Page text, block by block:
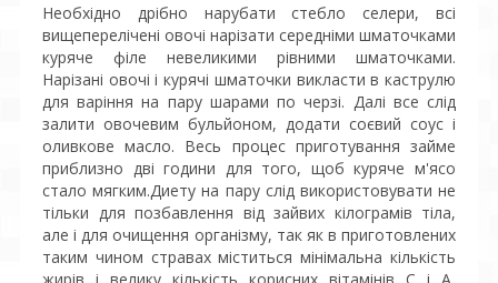
Необхідно дрібно нарубати стебло селери, всі
вищеперелічені овочі нарізати середніми шматочками
куряче філе невеликими рівними шматочками.
Нарізані овочі і курячі шматочки викласти в каструлю
для варіння на пару шарами по черзі. Далі все слід
залити овочевим бульйоном, додати соєвий соус і
оливкове масло. Весь процес приготування займе
приблизно дві години для того, щоб куряче м'ясо
стало мягким.Диету на пару слід використовувати не
тільки для позбавлення від зайвих кілограмів тіла,
але і для очищення організму, так як в приготовлених
таким чином стравах міститься мінімальна кількість
жирів і велику кількість корисних вітамінів С і А,